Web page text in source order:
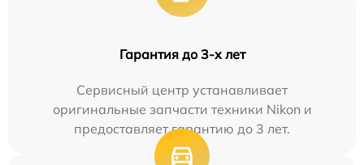
Гарантия до 3-х лет
Сервисный центр устанавливает
оригинальные запчасти техники Nikon и
предоставляет гарантию до 3 лет.